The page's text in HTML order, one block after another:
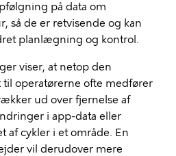
på data om
så de er retvisende og kan
planlægning og kontrol.
viser, at netop den
til operatørerne ofte medfører
ud over fjernelse af
i app-data eller
af cykler i et område. En
vil derudover mere